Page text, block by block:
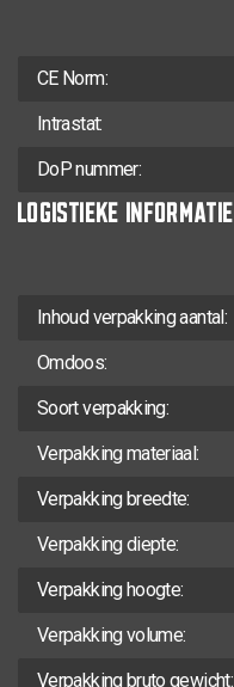
CE Norm:
Intrastat:
DoP nummer:
LOGISTIEKE INFORMATIE
Inhoud verpakking aantal:
Omdoos:
Soort verpakking:
Verpakking materiaal:
Verpakking breedte:
Verpakking diepte:
Verpakking hoogte:
Verpakking volume:
Verpakking bruto gewicht: